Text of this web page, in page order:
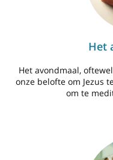
Het
Het avondmaal,
onze belofte om Jezus
om te